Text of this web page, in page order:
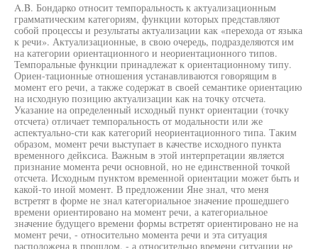
A.B. Бондарко относит темпоральность к актуализационным
грамматическим категориям, функции которых представляют
собой процессы и результаты актуализации как «перехода от языка
к речи». Актуализационные, в свою очередь, подразделяются им
на категории ориентационного и неориентационного типов.
Темпоральные функции принадлежат к ориентационному типу.
Ориен-тационные отношения устанавливаются говорящим в
момент его речи, а также содержат в своей семантике ориентацию
на исходную позицию актуализации как на точку отсчета.
Указание на определенный исходный пункт ориентации (точку
отсчета) отличает темпоральность от модальности или же
аспектуально-сти как категорий неориентационного типа. Таким
образом, момент речи выступает в качестве исходного пункта
временного дейксиса. Важным в этой интерпретации является
признание момента речи основной, но не единственной точкой
отсчета. Исходным пунктом временной ориентации может быть и
какой-то иной момент. В предложении Яне знал, что меня
встретят в форме не знал категориальное значение прошедшего
времени ориентировано на момент речи, а категориальное
значение будущего времени формы встретят ориентировано не на
момент речи, - относительно момента речи и эта ситуация
расположена в прошлом, - а относительно времени ситуации не